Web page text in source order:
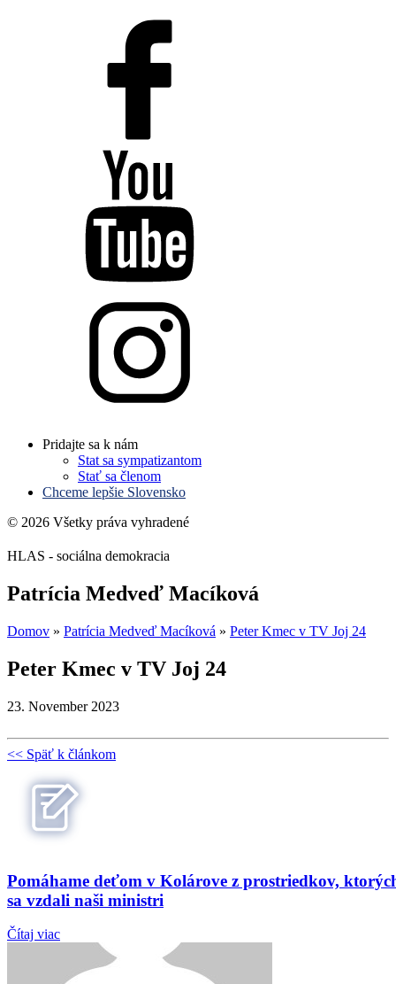
Pridajte sa k nám
Stat sa sympatizantom
Stať sa členom
Chceme lepšie Slovensko
© 2026 Všetky práva vyhradené
HLAS - sociálna demokracia
Patrícia Medveď Macíková
Domov » Patrícia Medveď Macíková » Peter Kmec v TV Joj 24
Peter Kmec v TV Joj 24
23. November 2023
<< Späť k článkom
Pomáhame deťom v Kolárove z prostriedkov,
sa vzdali naši ministri
Čítaj viac